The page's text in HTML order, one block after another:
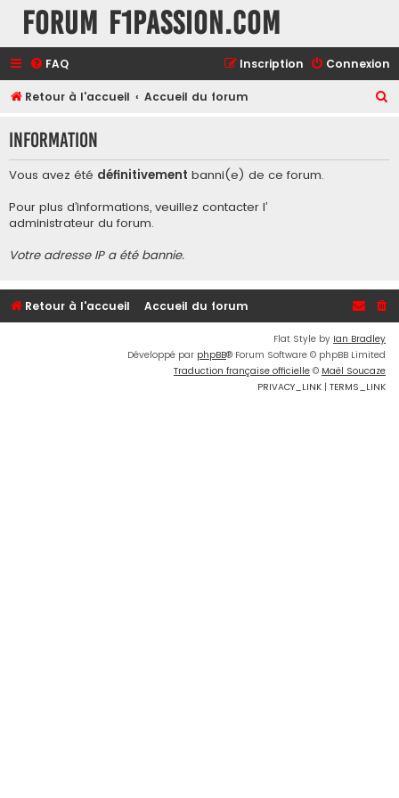
Forum F1Passion.com
FAQ Connexion
Inscription
Retour à l'accueil Accueil du forum
h
Information
Vous avez été définitivement banni(e) de ce forum.
Pour plus d’informations, veuillez contacter l’
administrateur du forum.
Votre adresse IP a été bannie.
Retour à l'accueil Accueil du forum
Flat Style by Ian Bradley
Développé par phpBB® Forum Software © phpBB Limited
Traduction française officielle © Maël Soucaze
PRIVACY_LINK | TERMS_LINK